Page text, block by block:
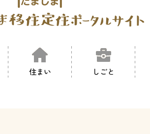
住まい しごと